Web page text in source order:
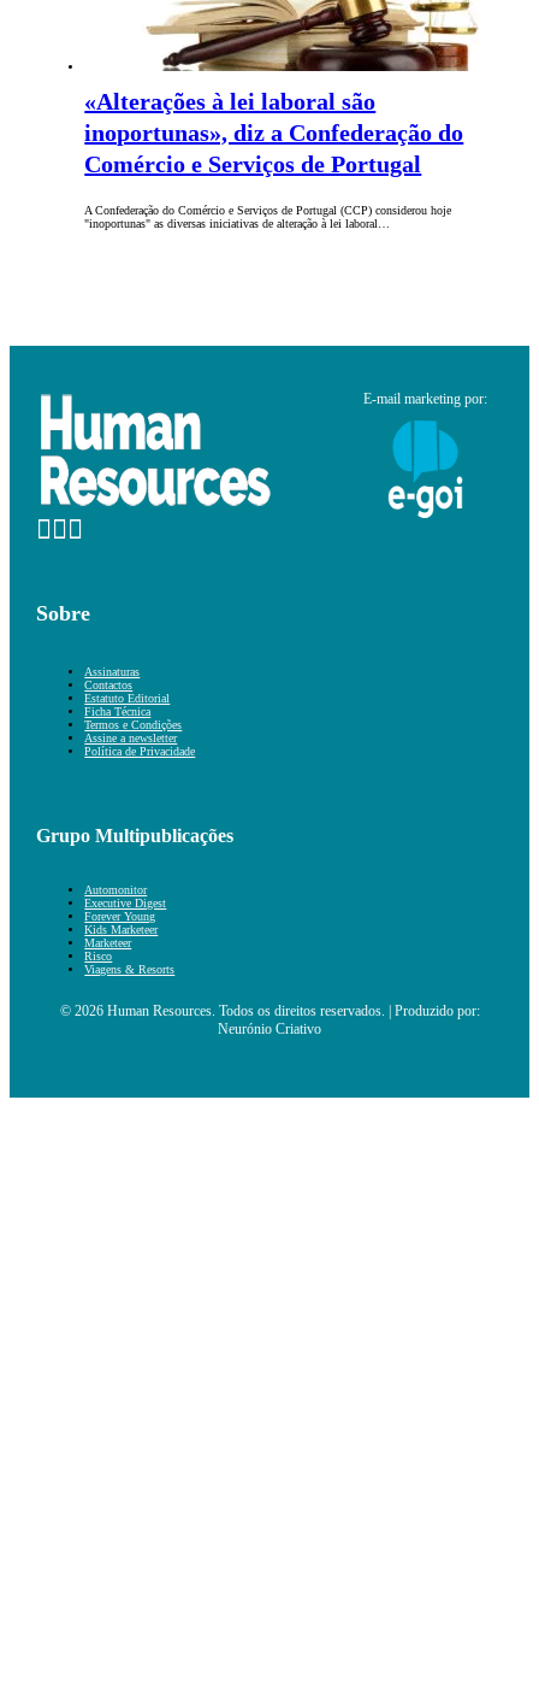
«Alterações à lei laboral são
inoportunas», diz a Confederação do
Comércio e Serviços de Portugal
A Confederação do Comércio e Serviços de Portugal (CCP) considerou hoje
"inoportunas" as diversas iniciativas de alteração à lei laboral…
E-mail marketing por:
Sobre
Assinaturas
Contactos
Estatuto Editorial
Ficha Técnica
Termos e Condições
Assine a newsletter
Política de Privacidade
Grupo Multipublicações
Automonitor
Executive Digest
Forever Young
Kids Marketeer
Marketeer
Risco
Viagens & Resorts
© 2026 Human Resources. Todos os direitos reservados. | Produzido por:
Neurónio Criativo